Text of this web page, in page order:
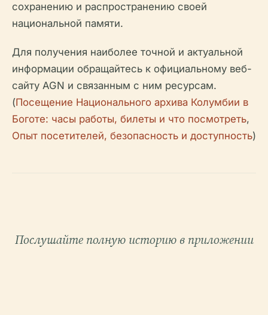
сохранению и распространению своей
национальной памяти.
Для получения наиболее точной и актуальной
информации обращайтесь к официальному веб-
сайту AGN и связанным с ним ресурсам.
(Посещение Национального архива Колумбии в
Боготе: часы работы, билеты и что посмотреть,
Опыт посетителей, безопасность и доступность)
Послушайте полную историю в приложении